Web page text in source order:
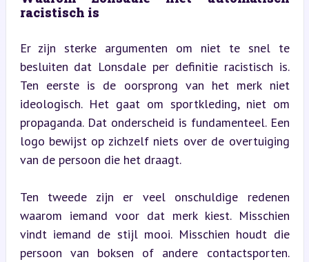
racistisch is
Er zijn sterke argumenten om niet te snel te
besluiten dat Lonsdale per definitie racistisch is.
Ten eerste is de oorsprong van het merk niet
ideologisch. Het gaat om sportkleding, niet om
propaganda. Dat onderscheid is fundamenteel. Een
logo bewijst op zichzelf niets over de overtuiging
van de persoon die het draagt.
Ten tweede zijn er veel onschuldige redenen
waarom iemand voor dat merk kiest. Misschien
vindt iemand de stijl mooi. Misschien houdt die
persoon van boksen of andere contactsporten.